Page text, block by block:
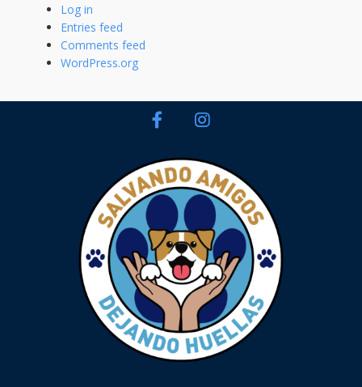
Log in
Entries feed
Comments feed
WordPress.org
facebookinstagram